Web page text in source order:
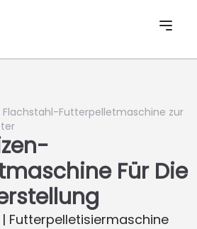
Flachstahl-Futterpelletmaschine zur
Für Die
Futterpelletisiermaschine